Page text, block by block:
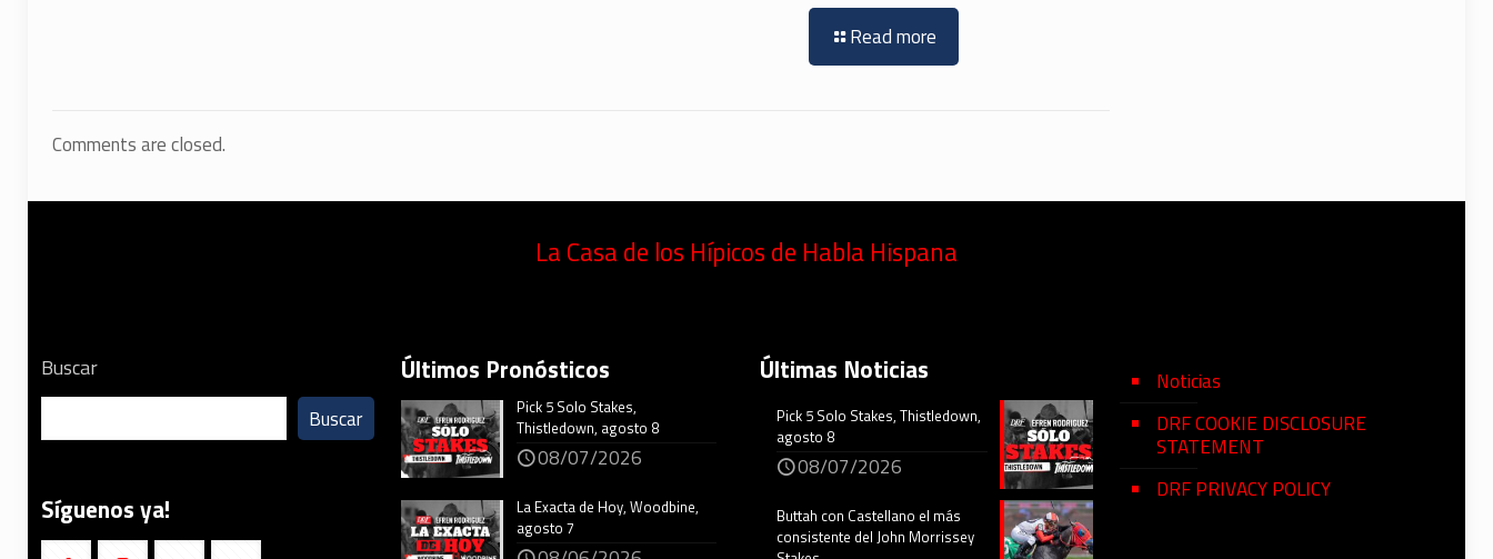
Read more
Comments are closed.
La Casa de los Hípicos de Habla Hispana
Buscar
Buscar
Síguenos ya!
Últimos Pronósticos
Pick 5 Solo Stakes,
Thistledown, agosto 8
08/07/2026
La Exacta de Hoy, Woodbine,
agosto 7
Últimas Noticias
Pick 5 Solo Stakes, Thistledown,
agosto 8
08/07/2026
Buttah con Castellano el más
consistente del John Morrissey
Noticias
DRF COOKIE DISCLOSURE
STATEMENT
DRF PRIVACY POLICY